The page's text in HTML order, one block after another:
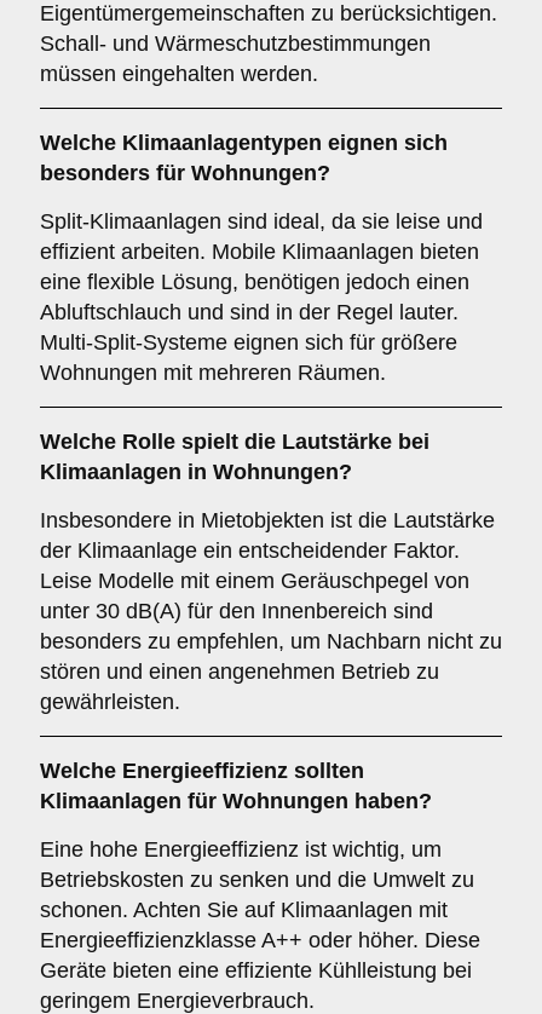
Eigentümergemeinschaften zu berücksichtigen.
Schall- und Wärmeschutzbestimmungen
müssen eingehalten werden.
Welche Klimaanlagentypen eignen sich
besonders für Wohnungen?
Split-Klimaanlagen sind ideal, da sie leise und
effizient arbeiten. Mobile Klimaanlagen bieten
eine flexible Lösung, benötigen jedoch einen
Abluftschlauch und sind in der Regel lauter.
Multi-Split-Systeme eignen sich für größere
Wohnungen mit mehreren Räumen.
Welche Rolle spielt die Lautstärke bei
Klimaanlagen in Wohnungen?
Insbesondere in Mietobjekten ist die Lautstärke
der Klimaanlage ein entscheidender Faktor.
Leise Modelle mit einem Geräuschpegel von
unter 30 dB(A) für den Innenbereich sind
besonders zu empfehlen, um Nachbarn nicht zu
stören und einen angenehmen Betrieb zu
gewährleisten.
Welche Energieeffizienz sollten
Klimaanlagen für Wohnungen haben?
Eine hohe Energieeffizienz ist wichtig, um
Betriebskosten zu senken und die Umwelt zu
schonen. Achten Sie auf Klimaanlagen mit
Energieeffizienzklasse A++ oder höher. Diese
Geräte bieten eine effiziente Kühlleistung bei
geringem Energieverbrauch.